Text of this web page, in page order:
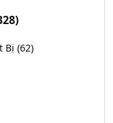
Bị (62)